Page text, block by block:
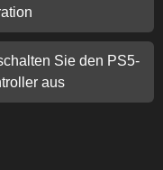
Sie den PS5-
aus